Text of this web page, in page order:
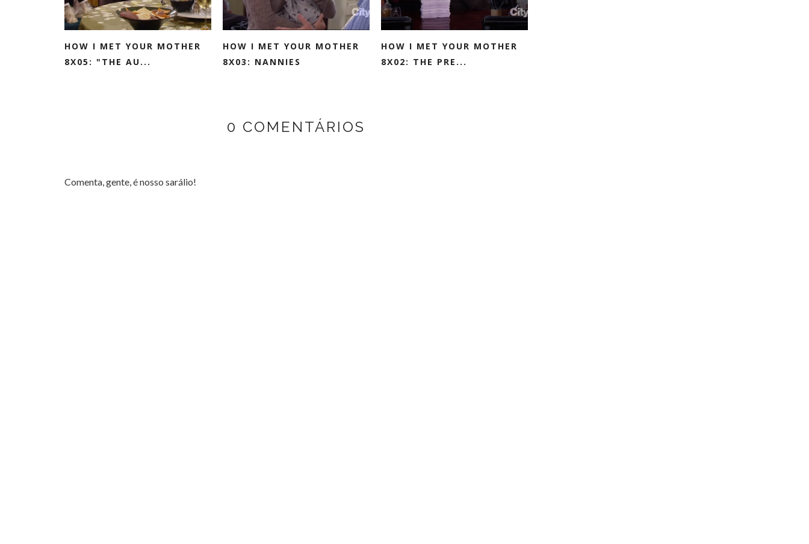
HOW I MET YOUR MOTHER
8X05: "THE AU...
HOW I MET YOUR MOTHER
8X03: NANNIES
HOW I MET YOUR MOTHER
8X02: THE PRE...
0 COMENTÁRIOS
Comenta, gente, é nosso sarálio!